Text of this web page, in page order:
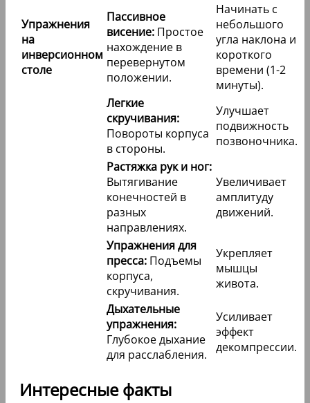
Упражнения
на
инверсионном
столе
Пассивное
висение: Простое
нахождение в
перевернутом
положении.
Начинать с
небольшого
угла наклона и
короткого
времени (1-2
минуты).
Легкие
скручивания:
Повороты корпуса
в стороны.
Улучшает
подвижность
позвоночника.
Растяжка рук и ног:
Вытягивание
конечностей в
разных
направлениях.
Увеличивает
амплитуду
движений.
Упражнения для
пресса: Подъемы
корпуса,
скручивания.
Укрепляет
мышцы
живота.
Дыхательные
упражнения:
Глубокое дыхание
для расслабления.
Усиливает
эффект
декомпрессии.
Интересные факты